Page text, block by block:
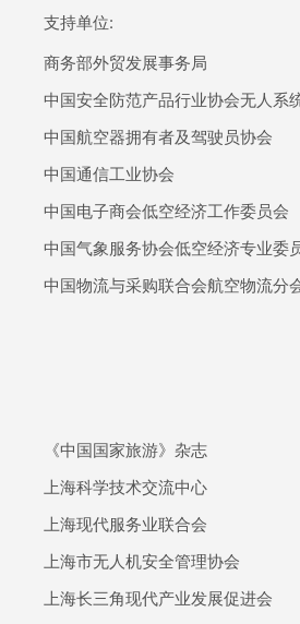
支持单位:
商务部外贸发展事务局
中国安全防范产品行业协会无人系
中国航空器拥有者及驾驶员协会
中国通信工业协会
中国电子商会低空经济工作委员会
中国气象服务协会低空经济专业委
中国物流与采购联合会航空物流分
《中国国家旅游》杂志
上海科学技术交流中心
上海现代服务业联合会
上海市无人机安全管理协会
上海长三角现代产业发展促进会